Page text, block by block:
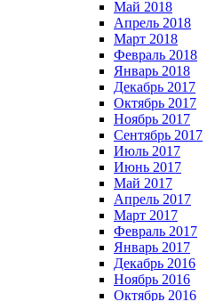
Май 2018
Апрель 2018
Март 2018
Февраль 2018
Январь 2018
Декабрь 2017
Октябрь 2017
Ноябрь 2017
Сентябрь 2017
Июль 2017
Июнь 2017
Май 2017
Апрель 2017
Март 2017
Февраль 2017
Январь 2017
Декабрь 2016
Ноябрь 2016
Октябрь 2016